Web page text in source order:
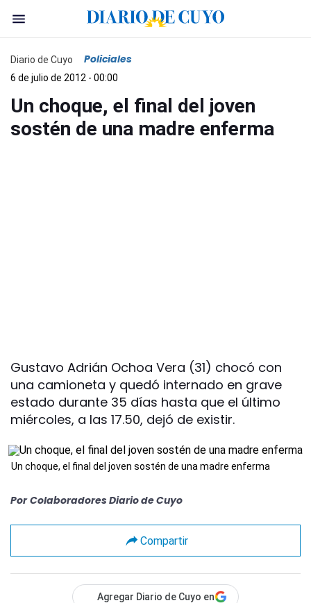
Diario de Cuyo Policiales
6 de julio de 2012 - 00:00
Un choque, el final del joven
sostén de una madre enferma
Gustavo Adrián Ochoa Vera (31) chocó con
una camioneta y quedó internado en grave
estado durante 35 días hasta que el último
miércoles, a las 17.50, dejó de existir.
Un choque, el final del joven sostén de una madre enferma
Por Colaboradores Diario de Cuyo
Compartir
Agregar Diario de Cuyo en